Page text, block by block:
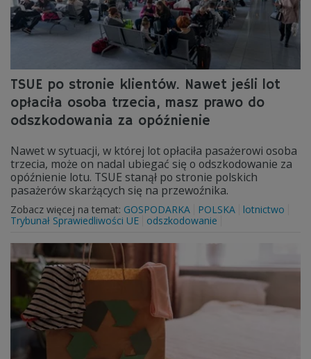
TSUE po stronie klientów. Nawet jeśli lot
opłaciła osoba trzecia, masz prawo do
odszkodowania za opóźnienie
Nawet w sytuacji, w której lot opłaciła pasażerowi osoba
trzecia, może on nadal ubiegać się o odszkodowanie za
opóźnienie lotu. TSUE stanął po stronie polskich
pasażerów skarżących się na przewoźnika.
Zobacz więcej na temat: GOSPODARKA POLSKA
lotnictwo
Trybunał Sprawiedliwości UE
odszkodowanie